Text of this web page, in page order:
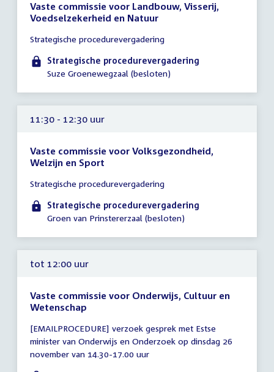
Vaste commissie voor Landbouw, Visserij,
Voedselzekerheid en Natuur
vergadering
11:15
-
uur
Strategische procedurevergadering
Strategische procedurevergadering
Suze Groenewegzaal (besloten)
11:30 - 12:30 uur
Vaste commissie voor Volksgezondheid,
Welzijn en Sport
vergadering
11:30
-
uur
Strategische procedurevergadering
Strategische procedurevergadering
Groen van Prinstererzaal (besloten)
tot 12:00 uur
Vaste commissie voor Onderwijs, Cultuur en
Wetenschap
vergadering
tot
12:00
[EMAILPROCEDURE] verzoek gesprek met Estse
minister van Onderwijs en Onderzoek op dinsdag 26
november van 14.30-17.00 uur